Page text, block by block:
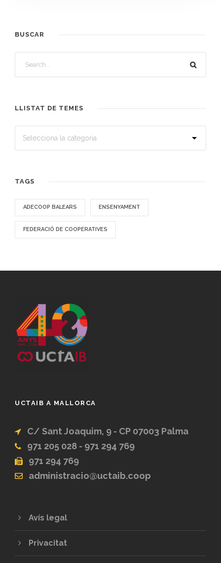
BUSCAR
LLISTAT DE TEMES
TAGS
ADECOOP BALEARS ENSENYAMENT
FEDERACIÓ DE COOPERATIVES
UCTAIB A MALLORCA
C/ Sant Joaquim, 9 - CP 07003 Palma
971 205 028 - 971 294 769
971 294 769
administracio@uctaib.coop
Avís legal
Privacitat